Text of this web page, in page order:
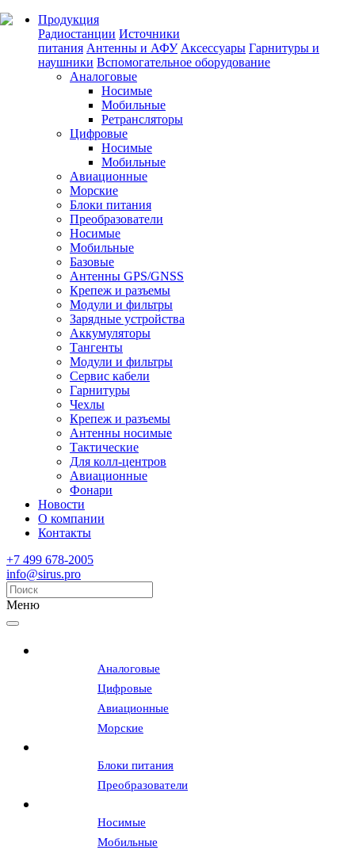
Продукция
Радиостанции Источники
питания Антенны и АФУ Аксессуары Гарнитуры и
наушники Вспомогательное оборудование
Аналоговые
Носимые
Мобильные
Ретрансляторы
Цифровые
Носимые
Мобильные
Авиационные
Морские
Блоки питания
Преобразователи
Носимые
Мобильные
Базовые
Антенны GPS/GNSS
Крепеж и разъемы
Модули и фильтры
Зарядные устройства
Аккумуляторы
Тангенты
Модули и фильтры
Сервис кабели
Гарнитуры
Чехлы
Крепеж и разъемы
Антенны носимые
Тактические
Для колл-центров
Авиационные
Фонари
Новости
О компании
Контакты
+7 499 678-2005
info@sirus.pro
Меню
Аналоговые
Цифровые
Авиационные
Морские
Блоки питания
Преобразователи
Носимые
Мобильные